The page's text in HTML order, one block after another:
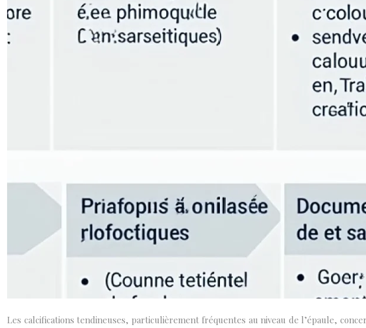
Les calcifications tendineuses, particulièrement fréquentes au niveau de l’épaule,